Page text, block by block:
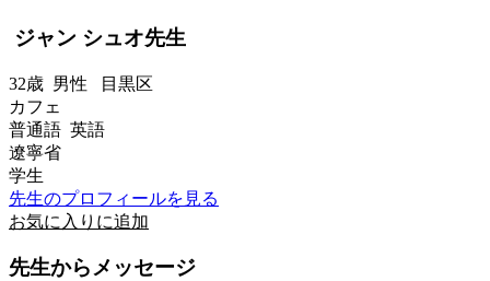
ジャン シュオ先生
32歳 男性 目黒区
カフェ
普通語 英語
遼寧省
学生
先生のプロフィールを見る
お気に入りに追加
先生からメッセージ